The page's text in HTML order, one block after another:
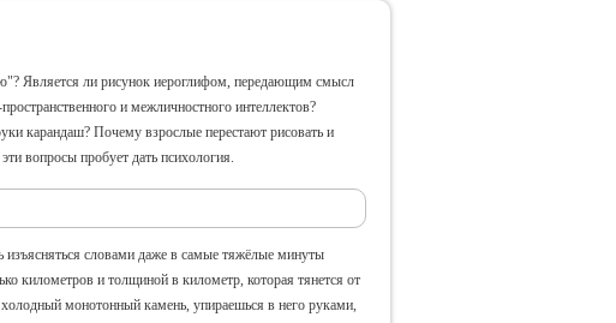
Является ли рисунок иероглифом, передающим смысл
и межличностного интеллектов?
карандаш? Почему взрослые перестают рисовать и
вопросы пробует дать психология.
изъясняться словами даже в самые тяжёлые минуты
километров и толщиной в километр, которая тянется от
монотонный камень, упираешься в него руками,